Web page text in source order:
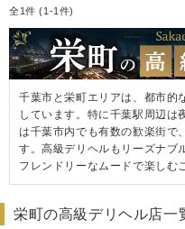
全1件 (1-1件)
千葉市と栄町エリアは、都市的
しています。特に千葉駅周辺は
は千葉市内でも有数の歓楽街で
す。高級デリヘルもリーズナブ
フレンドリーなムードで楽しむ
栄町の高級デリヘル店一